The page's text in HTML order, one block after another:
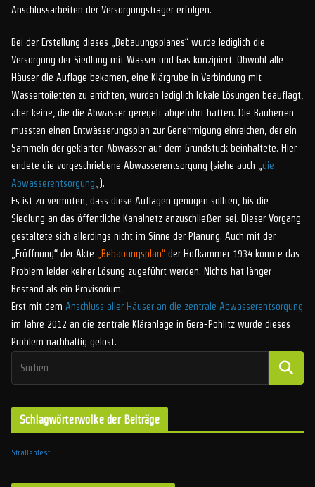
Anschlussarbeiten der Versorgungsträger erfolgen.
Bei der Erstellung dieses „Bebauungsplanes“ wurde lediglich die
Versorgung der Siedlung mit Wasser und Gas konzipiert. Obwohl alle
Häuser die Auflage bekamen, eine Klärgrube in Verbindung mit
Wassertoiletten zu errichten, wurden lediglich lokale Lösungen beauflagt,
aber keine, die die Abwässer geregelt abgeführt hätten. Die Bauherren
mussten einen Entwässerungsplan zur Genehmigung einreichen, der ein
Sammeln der geklärten Abwässer auf dem Grundstück beinhaltete. Hier
endete die vorgeschriebene Abwasserentsorgung (siehe auch „die
Abwasserentsorgung„).
Es ist zu vermuten, dass diese Auflagen genügen sollten, bis die
Siedlung an das öffentliche Kanalnetz anzuschließen sei. Dieser Vorgang
gestaltete sich allerdings nicht im Sinne der Planung. Auch mit der
„Eröffnung“ der Akte „Bebauungsplan“ der Hofkammer 1934 konnte das
Problem leider keiner Lösung zugeführt werden. Nichts hat länger
Bestand als ein Provisorium.
Erst mit dem Anschluss aller Häuser an die zentrale Abwasserentsorgung
im Jahre 2012 an die zentrale Kläranlage in Gera-Pohlitz wurde dieses
Problem nachhaltig gelöst.
Schlagwörterwolke der Beiträge
Straßenfest